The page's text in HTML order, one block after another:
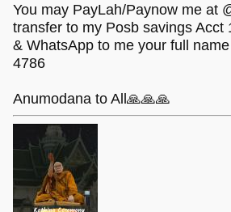
You may PayLah/Paynow me at
transfer to my Posb savings Acct
& WhatsApp to me your full
4786
Anumodana to All🙏🙏🙏